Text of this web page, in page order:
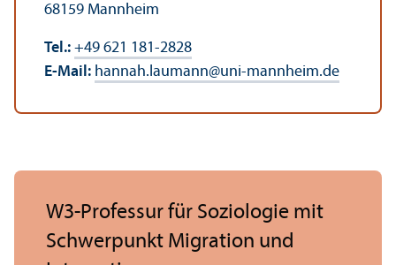
68159 Mannheim
Tel.: +49 621 181-2828
E-Mail: hannah.laumann@uni-mannheim.de
W3-Professur für Soziologie mit
Schwerpunkt Migration und